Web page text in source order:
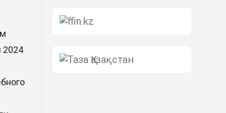
2024
Новая глава для Xiaomi EV:
Xiaomi представила техническую
архитектуру Xiaomi Kunlun и
серию Xiaomi SkyNomad
04 Авг. 2026 18:35